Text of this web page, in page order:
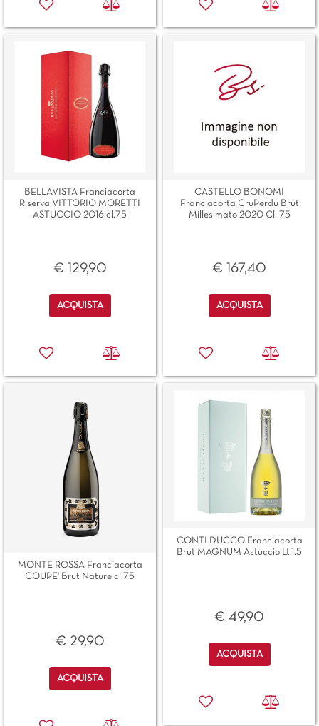
BELLAVISTA Franciacorta
Riserva VITTORIO MORETTI
ASTUCCIO 2016 cl.75
€ 129,90
Quantità
ACQUISTA
CASTELLO BONOMI
Franciacorta CruPerdu Brut
Millesimato 2020 Cl. 75
€ 167,40
Quantità
ACQUISTA
MONTE ROSSA Franciacorta
COUPE' Brut Nature cl.75
€ 29,90
Quantità
ACQUISTA
CONTI DUCCO Franciacorta
Brut MAGNUM Astuccio Lt.1.5
€ 49,90
Quantità
ACQUISTA